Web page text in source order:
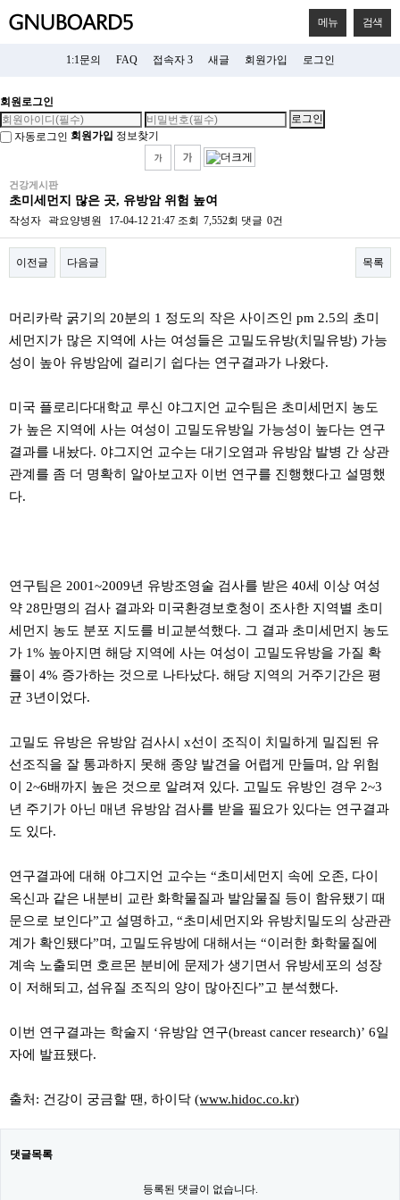
메뉴 검색
1:1문의 FAQ 접속자 3 새글 회원가입 로그인
회원로그인
자동로그인 회원가입 정보찾기
건강게시판
초미세먼지 많은 곳, 유방암 위험 높여
작성자 곽요양병원 17-04-12 21:47 조회 7,552회 댓글 0건
이전글 다음글 목록
머리카락 굵기의 20분의 1 정도의 작은 사이즈인 pm 2.5의 초미
세먼지가 많은 지역에 사는 여성들은 고밀도유방(치밀유방) 가능
성이 높아 유방암에 걸리기 쉽다는 연구결과가 나왔다.
미국 플로리다대학교 루신 야그지언 교수팀은 초미세먼지 농도
가 높은 지역에 사는 여성이 고밀도유방일 가능성이 높다는 연구
결과를 내놨다. 야그지언 교수는 대기오염과 유방암 발병 간 상관
관계를 좀 더 명확히 알아보고자 이번 연구를 진행했다고 설명했
다.
연구팀은 2001~2009년 유방조영술 검사를 받은 40세 이상 여성
약 28만명의 검사 결과와 미국환경보호청이 조사한 지역별 초미
세먼지 농도 분포 지도를 비교분석했다. 그 결과 초미세먼지 농도
가 1% 높아지면 해당 지역에 사는 여성이 고밀도유방을 가질 확
률이 4% 증가하는 것으로 나타났다. 해당 지역의 거주기간은 평
균 3년이었다.
고밀도 유방은 유방암 검사시 x선이 조직이 치밀하게 밀집된 유
선조직을 잘 통과하지 못해 종양 발견을 어렵게 만들며, 암 위험
이 2~6배까지 높은 것으로 알려져 있다. 고밀도 유방인 경우 2~3
년 주기가 아닌 매년 유방암 검사를 받을 필요가 있다는 연구결과
도 있다.
연구결과에 대해 야그지언 교수는 “초미세먼지 속에 오존, 다이
옥신과 같은 내분비 교란 화학물질과 발암물질 등이 함유됐기 때
문으로 보인다”고 설명하고, “초미세먼지와 유방치밀도의 상관관
계가 확인됐다”며, 고밀도유방에 대해서는 “이러한 화학물질에
계속 노출되면 호르몬 분비에 문제가 생기면서 유방세포의 성장
이 저해되고, 섬유질 조직의 양이 많아진다”고 분석했다.
이번 연구결과는 학술지 ‘유방암 연구(breast cancer research)’ 6일
자에 발표됐다.
출처: 건강이 궁금할 땐, 하이닥 (www.hidoc.co.kr)
댓글목록
등록된 댓글이 없습니다.